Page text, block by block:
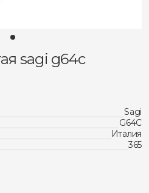
sagi g64c
Sagi
G64C
Италия
365